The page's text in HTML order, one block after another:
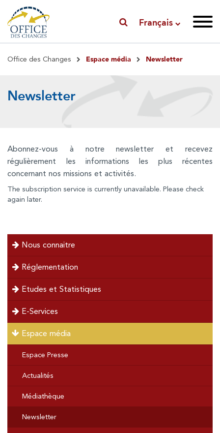
Français
Fil
Office des Changes Espace média Newsletter
Newsletter
menu
left Nous connaitre
Réglementation
Etudes et Statistiques
E-Services
Espace média
Espace Presse
Actualités
Médiathèque
Newsletter
Abonnez-vous à notre newsletter et recevez
régulièrement les informations les plus récentes
concernant nos missions et activités.
The subscription service is currently unavailable. Please check
again later.